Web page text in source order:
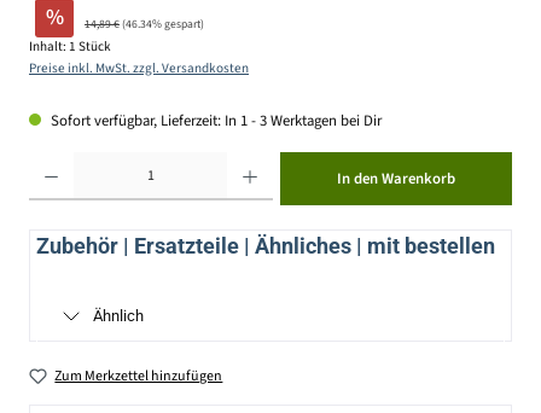
% 14,89 €(46.34% gespart)
Inhalt: 1 Stück
Preise inkl. MwSt. zzgl. Versandkosten
Sofort verfügbar, Lieferzeit: In 1 - 3 Werktagen bei Dir
In den Warenkorb
Zubehör | Ersatzteile | Ähnliches | mit bestellen
Ähnlich
Zum Merkzettel hinzufügen